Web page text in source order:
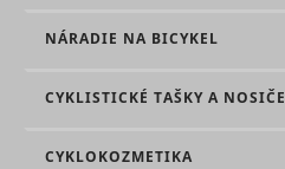
NÁRADIE NA BICYKEL
CYKLISTICKÉ TAŠKY A NOSIČE
CYKLOKOZMETIKA